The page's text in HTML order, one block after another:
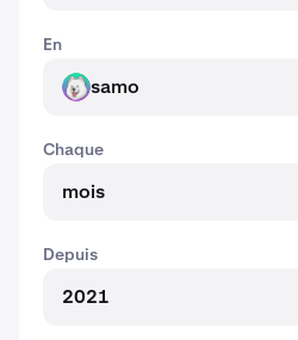
En
SAMO samo
Chaque
mois
Depuis
2021